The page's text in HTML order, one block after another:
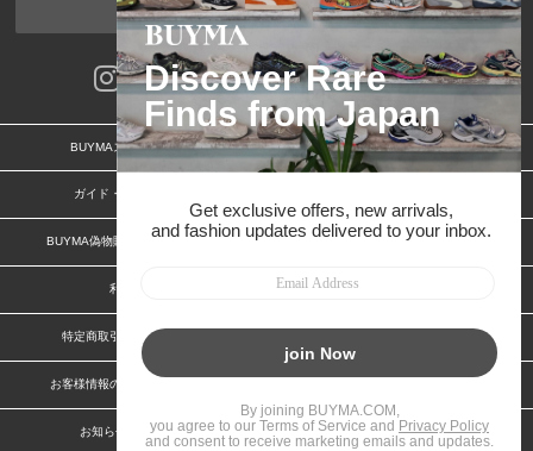
ページトップへ
BUYMAスタートガイド 安心への取り組み
ガイド・お問い合わせ
BUYMA偽物販売防止の取り組み BUYMA CARD
利用規約
特定商取引法に関する表記 特定商取引法に関する表記(出品者)
お客様情報の外部送信について
お知らせ(PCサイト) 会社案内